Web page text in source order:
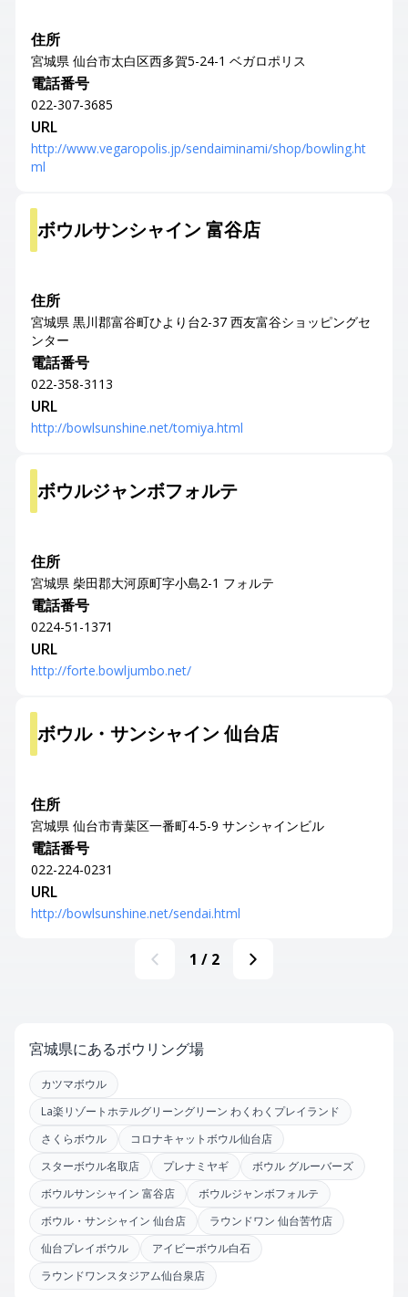
住所
宮城県 仙台市太白区西多賀5-24-1 ベガロポリス
電話番号
022-307-3685
URL
http://www.vegaropolis.jp/sendaiminami/shop/bowling.ht
ml
ボウルサンシャイン 富谷店
住所
宮城県 黒川郡富谷町ひより台2-37 西友富谷ショッピングセ
ンター
電話番号
022-358-3113
URL
http://bowlsunshine.net/tomiya.html
ボウルジャンボフォルテ
住所
宮城県 柴田郡大河原町字小島2-1 フォルテ
電話番号
0224-51-1371
URL
http://forte.bowljumbo.net/
ボウル・サンシャイン 仙台店
住所
宮城県 仙台市青葉区一番町4-5-9 サンシャインビル
電話番号
022-224-0231
URL
http://bowlsunshine.net/sendai.html
1 / 2
宮城県にあるボウリング場
カツマボウル
La楽リゾートホテルグリーングリーン わくわくプレイランド
さくらボウル
コロナキャットボウル仙台店
スターボウル名取店
プレナミヤギ
ボウル グルーバーズ
ボウルサンシャイン 富谷店
ボウルジャンボフォルテ
ボウル・サンシャイン 仙台店
ラウンドワン 仙台苦竹店
仙台プレイボウル
アイビーボウル白石
ラウンドワンスタジアム仙台泉店